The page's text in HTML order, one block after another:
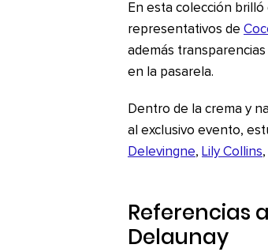
En esta colección brilló
representativos de
además
en la pasarela.
Dentro de la crema y
al exclusivo evento,
Delevingne, Lily Collins
Referencias
Delaunay